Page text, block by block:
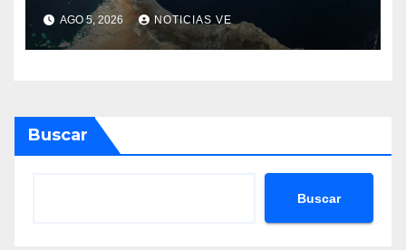
concretarse esta semana
AGO 5, 2026 NOTICIAS VE
Buscar
Buscar